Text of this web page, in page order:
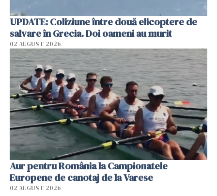
UPDATE: Coliziune între două elicoptere de
salvare în Grecia. Doi oameni au murit
02 AUGUST 2026
Aur pentru România la Campionatele
Europene de canotaj de la Varese
02 AUGUST 2026